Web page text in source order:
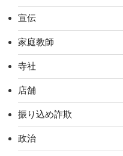
宣伝
家庭教師
寺社
店舗
振り込め詐欺
政治